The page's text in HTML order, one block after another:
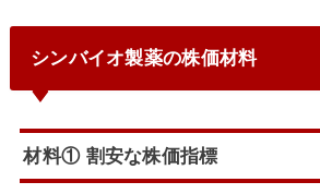
シンバイオ製薬の株価材料
材料① 割安な株価指標